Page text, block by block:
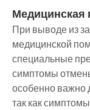
При выводе из
медицинской
специальные
симптомы
особенно важно
так как